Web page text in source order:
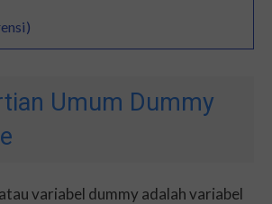
Umum Dummy
variabel dummy adalah variabel